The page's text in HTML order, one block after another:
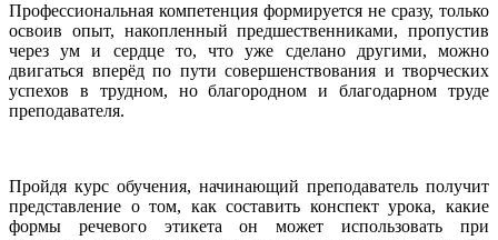
Профессиональная компетенция формируется не сразу, только
освоив опыт, накопленный предшественниками, пропустив
через ум и сердце то, что уже сделано другими, можно
двигаться вперёд по пути совершенствования и творческих
успехов в трудном, но благородном и благодарном труде
преподавателя.
Пройдя курс обучения, начинающий преподаватель получит
представление о том, как составить конспект урока, какие
формы речевого этикета он может использовать при